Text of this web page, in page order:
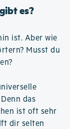
es?
ist. Aber wie
Musst du
das
ist oft sehr
dir selten